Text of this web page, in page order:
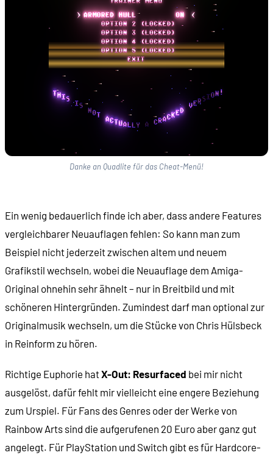
Danke an Quadlite für das Cheat-Menü!
Ein wenig bedauerlich finde ich aber, dass andere Features
vergleichbarer Neuauflagen fehlen: So kann man zum
Beispiel nicht jederzeit zwischen altem und neuem
Grafikstil wechseln, wobei die Neuauflage dem Amiga-
Original ohnehin sehr ähnelt – nur in Breitbild und mit
schöneren Hintergründen. Zumindest darf man optional zur
Originalmusik wechseln, um die Stücke von Chris Hülsbeck
in Reinform zu hören.
Richtige Euphorie hatX-Out: Resurfaced bei mir nicht
ausgelöst, dafür fehlt mir vielleicht eine engere Beziehung
zum Urspiel. Für Fans des Genres oder der Werke von
Rainbow Arts sind die aufgerufenen 20 Euro aber ganz gut
angelegt. Für PlayStation und Switch gibt es für Hardcore-